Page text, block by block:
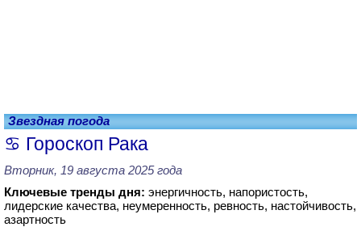
Звездная погода
Гороскоп Рака
Вторник, 19 августа 2025 года
Ключевые тренды дня: энергичность, напористость,
лидерские качества, неумеренность, ревность, настойчивость,
азартность